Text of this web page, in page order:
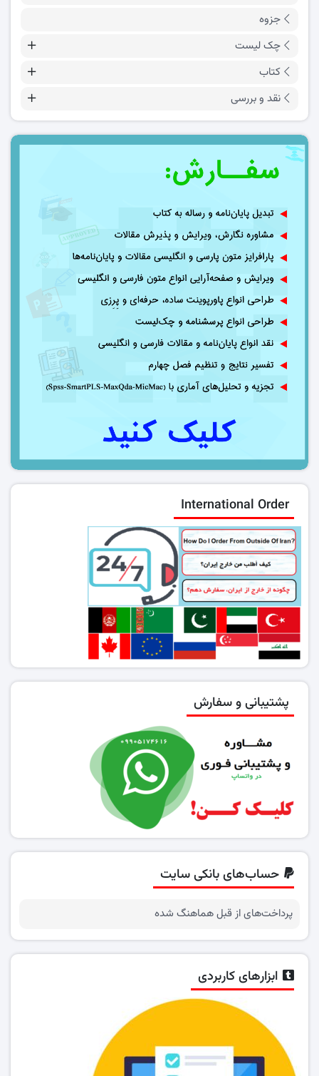
جزوه
چک لیست
کتاب
نقد و بررسی
International Order
پشتیبانی و سفارش
حساب‌های بانکی سایت
پرداخت‌های از قبل هماهنگ شده
ابزارهای کاربردی